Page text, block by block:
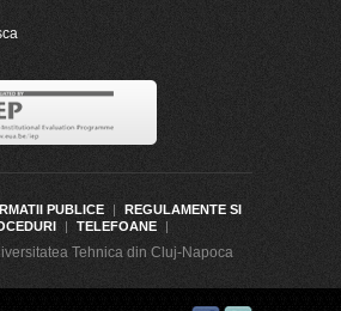
PUBLICE |
REGULAMENTE SI
| TELEFOANE |
Tehnica din Cluj-Napoca